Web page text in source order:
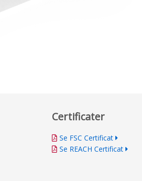
Certificater
Se FSC Certificat
Se REACH Certificat